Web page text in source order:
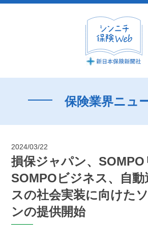
保険業界ニュ
2024/03/22
損保ジャパン、SOMPO
SOMPOビジネス、自
スの社会実装に向けた
ンの提供開始